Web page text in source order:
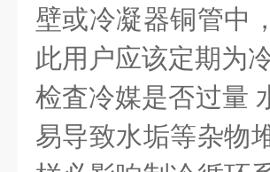
壁或冷凝器铜管中
此用户应该定期为
检査冷媒是否过量
易导致水垢等杂物